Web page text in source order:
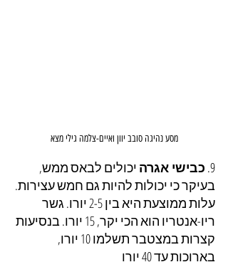
מסע נהיגה סובב יוון ואיים-צלמה גילי מצא
9. כבישי אגרה יכולים לבאס ממש,
בעיקר כי יכולות להיות גם חמש עצירות.
עלות ממוצעת היא בין 2-5 יורו. גשר
ריו-אנטריו הוא הכי יקר, 15 יורו. בנסיעות
קצרות במצטבר תשלמו 10 יורו,
בארוכות עד 40 יורו